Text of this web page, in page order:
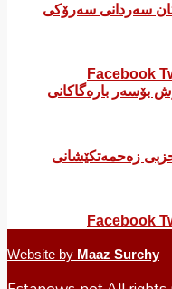
سەردانی سەرۆکی
Facebook
زەحمەتکێشانی
Facebook
Website by Maaz Surchy